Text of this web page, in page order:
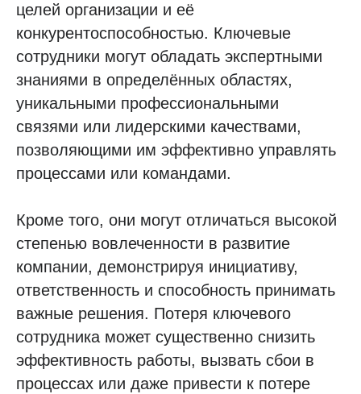
целей организации и её
конкурентоспособностью. Ключевые
сотрудники могут обладать экспертными
знаниями в определённых областях,
уникальными профессиональными
связями или лидерскими качествами,
позволяющими им эффективно управлять
процессами или командами.
Кроме того, они могут отличаться высокой
степенью вовлеченности в развитие
компании, демонстрируя инициативу,
ответственность и способность принимать
важные решения. Потеря ключевого
сотрудника может существенно снизить
эффективность работы, вызвать сбои в
процессах или даже привести к потере